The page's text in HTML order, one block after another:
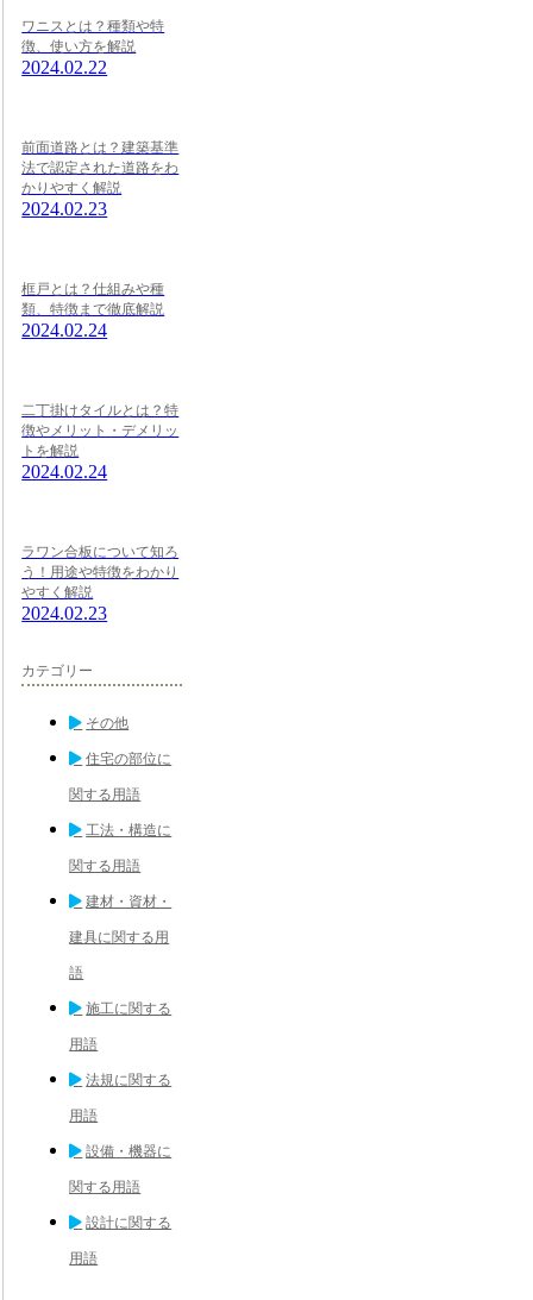
ワニスとは？種類や特
徴、使い方を解説
2024.02.22
前面道路とは？建築基準
法で認定された道路をわ
かりやすく解説
2024.02.23
框戸とは？仕組みや種
類、特徴まで徹底解説
2024.02.24
二丁掛けタイルとは？特
徴やメリット・デメリッ
トを解説
2024.02.24
ラワン合板について知ろ
う！用途や特徴をわかり
やすく解説
2024.02.23
カテゴリー
その他
住宅の部位に
関する用語
工法・構造に
関する用語
建材・資材・
建具に関する用
語
施工に関する
用語
法規に関する
用語
設備・機器に
関する用語
設計に関する
用語